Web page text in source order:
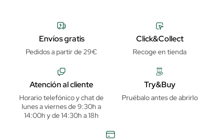
Envíos gratis
Pedidos a partir de 29€
Click&Collect
Recoge en tienda
Atención al cliente
Horario telefónico y chat de
lunes a viernes de 9:30h a
14:00h y de 14:30h a 18h
Try&Buy
Pruébalo antes de abrirlo